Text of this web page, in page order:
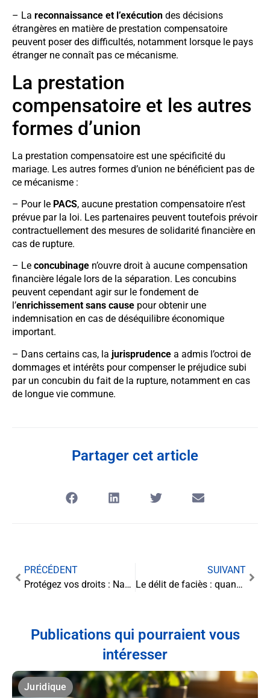
– La reconnaissance et l’exécution des décisions
étrangères en matière de prestation compensatoire
peuvent poser des difficultés, notamment lorsque le pays
étranger ne connaît pas ce mécanisme.
La prestation
compensatoire et les autres
formes d’union
La prestation compensatoire est une spécificité du
mariage. Les autres formes d’union ne bénéficient pas de
ce mécanisme :
– Pour le PACS, aucune prestation compensatoire n’est
prévue par la loi. Les partenaires peuvent toutefois prévoir
contractuellement des mesures de solidarité financière en
cas de rupture.
– Le concubinage n’ouvre droit à aucune compensation
financière légale lors de la séparation. Les concubins
peuvent cependant agir sur le fondement de
l’enrichissement sans cause pour obtenir une
indemnisation en cas de déséquilibre économique
important.
– Dans certains cas, la jurisprudence a admis l’octroi de
dommages et intérêts pour compenser le préjudice subi
par un concubin du fait de la rupture, notamment en cas
de longue vie commune.
Partager cet article
PRÉCÉDENT
Protégez vos droits : Naviguer dans le monde complexe des services financiers
SUIVANT
Le délit de faciès : quand l’apparence devient un crime
Publications qui pourraient vous
intéresser
Juridique